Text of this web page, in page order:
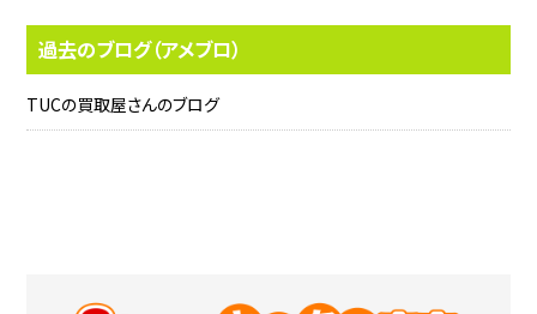
過去のブログ（アメブロ）
TUCの買取屋さんのブログ